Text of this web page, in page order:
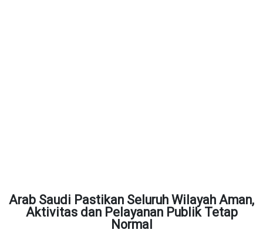
Arab Saudi Pastikan Seluruh Wilayah Aman,
Aktivitas dan Pelayanan Publik Tetap
Normal